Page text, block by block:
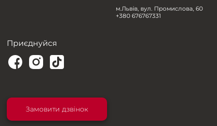
м.Львів, вул. Промислова, 60
+380 676767331
Приєднуйся
Замовити дзвінок